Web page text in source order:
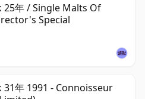
年 / Single Malts Of
Special
年 1991 - Connoisseur